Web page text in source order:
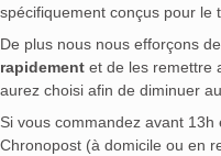
spécifiquement conçus pour le
De plus nous nous efforçons de
rapidement et de les remettre
aurez choisi afin de diminuer
Si vous commandez avant
Chronopost (à domicile ou en